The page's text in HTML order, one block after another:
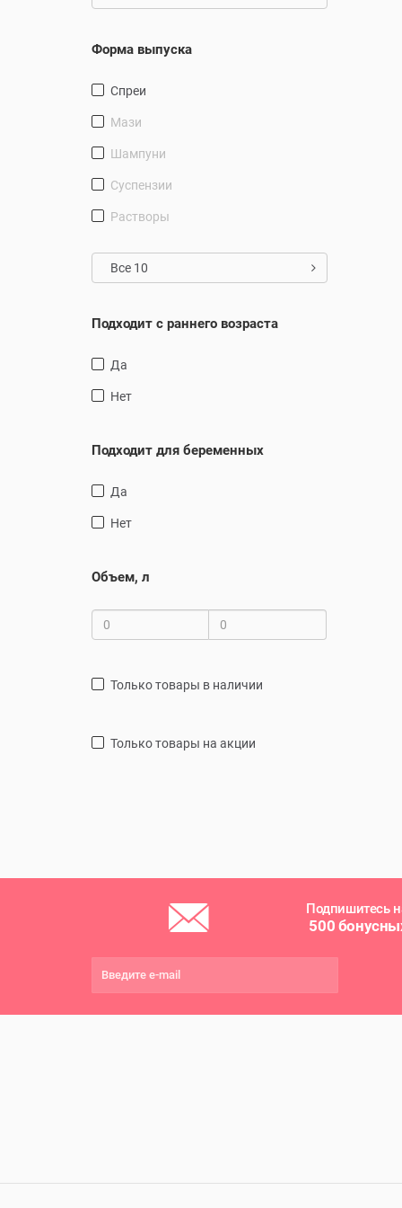
Форма выпуска
Спреи
Мази
Шампуни
суспензии
Растворы
Все 10
Подходит с раннего возраста
Да
Нет
Подходит для беременных
Да
Нет
Объем, л
только товары в наличии
только товары на акции
Подпишитесь
500